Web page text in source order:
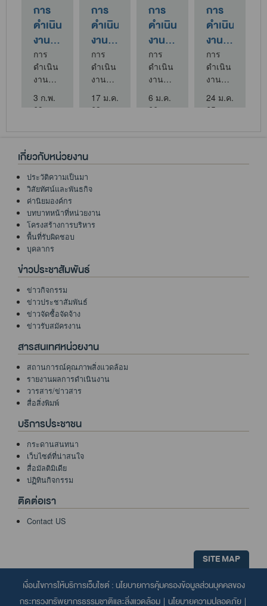
การ
ดำเนิน
งาน
สำนักงาน
สีเขียว
ปี
2569
การ
ดำเนิน
งาน
สีเขียว
3 ก.พ.
69
การ
ดำเนิน
งาน
สำนักงาน
สีเขียว
ปี
2568
การ
ดำเนิน
งาน
สีเขียว
17 ม.ค.
68
การ
ดำเนิน
งาน
สำนักงาน
สีเขียว
ปี
2566
การ
ดำเนิน
งาน
สีเขียว
6 ม.ค.
66
การ
ดำเนิน
งาน
สำนักงาน
สีเขียว
ปี
2565
การ
ดำเนิน
งาน
สีเขียว
24 ม.ค.
65
เกี่ยวกับหน่วยงาน
ประวัติความเป็นมา
วิสัยทัศน์และพันธกิจ
ค่านิยมองค์กร
บทบาทหน้าที่หน่วยงาน
โครงสร้างการบริหาร
พื้นที่รับผิดชอบ
บุคลากร
ข่าวประชาสัมพันธ์
ข่าวกิจกรรม
ข่าวประชาสัมพันธ์
ข่าวจัดซื้อจัดจ้าง
ข่าวรับสมัครงาน
สารสนเทศหน่วยงาน
สถานการณ์คุณภาพสิ่งแวดล้อม
รายงานผลการดำเนินงาน
วารสาร/ข่าวสาร
สื่อสิ่งพิมพ์
บริการประชาชน
กระดานสนทนา
เว็บไซต์ที่น่าสนใจ
สื่อมัลติมิเดีย
ปฏิทินกิจกรรม
ติดต่อเรา
Contact US
SITE MAP
เงื่อนไขการให้บริการเว็บไซต์ : นโยบายการคุ้มครองข้อมูลส่วนบุคคลของ
กระทรวงทรัพยากรธรรมชาติและสิ่งแวดล้อม | นโยบายความปลอดภัย |